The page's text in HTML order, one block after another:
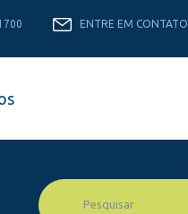
ENTRE EM CONTATO